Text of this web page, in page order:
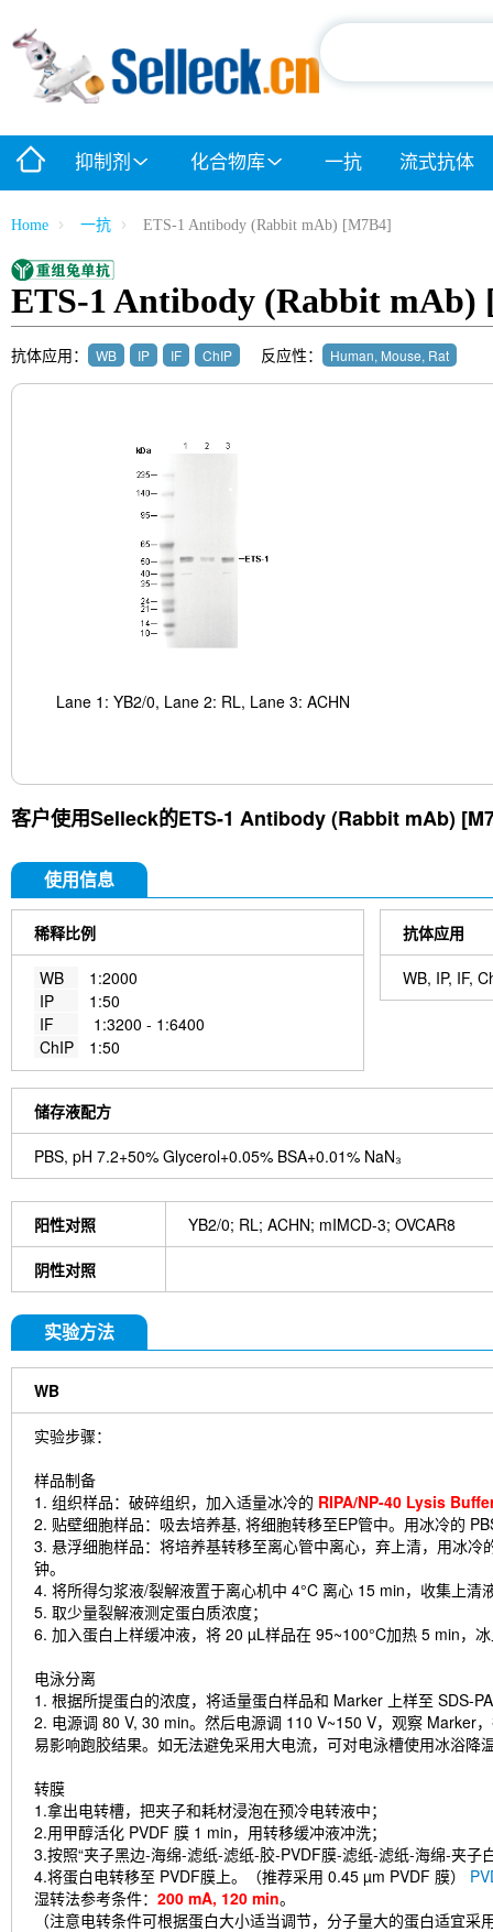
抑制剂 化合物库 一抗 流式抗体
Home 一抗 ETS-1 Antibody (Rabbit mAb) [M7B4]
ETS-1 Antibody (Rabbit mAb)
抗体应用： WB IP IF ChIP 反应性： Human, Mouse, Rat
Lane 1: YB2/0, Lane 2: RL, Lane 3: ACHN
客户使用Selleck的ETS-1 Antibody (Rabbit mAb)
使用信息
稀释比例
WB
1:2000
IP
1:50
IF
1:3200 - 1:6400
ChIP
1:50
抗体应用
WB, IP, IF,
储存液配方
PBS, pH 7.2+50% Glycerol+0.05% BSA+0.01% NaN₃
阳性对照 YB2/0; RL; ACHN; mIMCD-3; OVCAR8
阴性对照
实验方法
WB
实验步骤：
样品制备
1. 组织样品：破碎组织，加入适量冰冷的 RIPA/NP-40 Lysis
2. 贴壁细胞样品：吸去培养基, 将细胞转移至EP管中。用冰冷的
3. 悬浮细胞样品：将培养基转移至离心管中离心，弃上清，用冰
钟。
4. 将所得匀浆液/裂解液置于离心机中 4°C 离心 15 min，收集上清
5. 取少量裂解液测定蛋白质浓度；
6. 加入蛋白上样缓冲液，将 20 µL样品在 95~100°C加热 5 min，
电泳分离
1. 根据所提蛋白的浓度，将适量蛋白样品和 Marker 上样至 SDS-
2. 电源调 80 V, 30 min。然后电源调 110 V~150 V，观察 Marker
易影响跑胶结果。如无法避免采用大电流，可对电泳槽使用冰浴降
转膜
1.拿出电转槽，把夹子和耗材浸泡在预冷电转液中；
2.用甲醇活化 PVDF 膜 1 min，用转移缓冲液冲洗；
3.按照“夹子黑边-海绵-滤纸-滤纸-胶-PVDF膜-滤纸-滤纸-海绵-夹子
4.将蛋白电转移至 PVDF膜上。（推荐采用 0.45 µm PVDF 膜）
湿转法参考条件： 200 mA, 120 min。
（注意电转条件可根据蛋白大小适当调节，分子量大的蛋白适宜